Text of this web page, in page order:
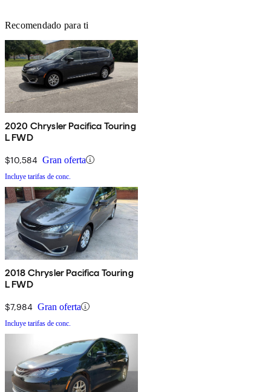
Recomendado para ti
2020 Chrysler Pacifica Touring
L FWD
$10,584 Gran oferta
Incluye tarifas de conc.
2018 Chrysler Pacifica Touring
L FWD
$7,984 Gran oferta
Incluye tarifas de conc.